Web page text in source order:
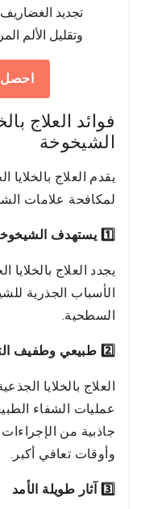
تجديد
وتقليل الألم
فوائد العلاج
الشيخوخة
يقدم العلاج بالخلايا
لمكافحة علامات
1️⃣ يستهدف الشيخوخة على المستوى الخلوي
يجدد العلاج بالخلايا
الأسباب الجذرية
السطحية.
2️⃣ طبيعي وطفيف التوغل
العلاج بالخلايا
عمليات الشفاء
جاذبية من
وأوقات تعافي أكبر.
3️⃣ آثار طويلة الأمد